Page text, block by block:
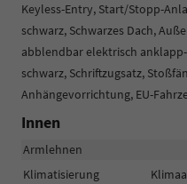
Keyless-Entry, Start/Stopp-
schwarz, Schwarzes Dach,
abblendbar elektrisch
schwarz, Schriftzugsatz,
Anhängevorrichtung, EU-
Innen
Armlehnen
Klimatisierung